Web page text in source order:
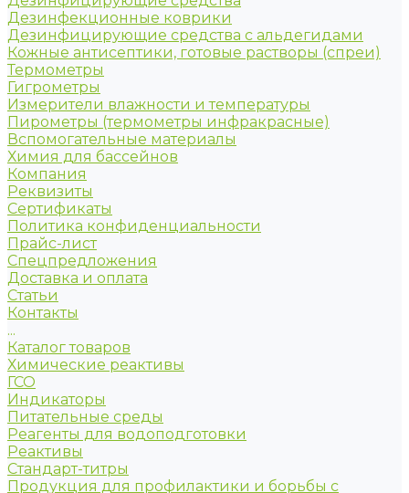
Дезинфекционные коврики
Дезинфицирующие средства с альдегидами
Кожные антисептики, готовые растворы (спреи)
Термометры
Гигрометры
Измерители влажности и температуры
Пирометры (термометры инфракрасные)
Вспомогательные материалы
Химия для бассейнов
Компания
Реквизиты
Сертификаты
Политика конфиденциальности
Прайс-лист
Спецпредложения
Доставка и оплата
Статьи
Контакты
...
Каталог товаров
Химические реактивы
ГСО
Индикаторы
Питательные среды
Реагенты для водоподготовки
Реактивы
Стандарт-титры
Продукция для профилактики и борьбы с